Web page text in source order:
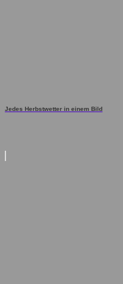
Jedes Herbstwetter in einem Bild